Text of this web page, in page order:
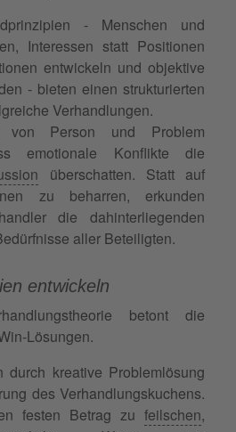
- Menschen und
Interessen statt Positionen
entwickeln und objektive
- bieten einen strukturierten
Verhandlungen.
von Person und Problem
emotionale Konflikte die
überschatten. Statt auf
zu beharren, erkunden
die dahinterliegenden
aller Beteiligten.
entwickeln
betont die
Lösungen.
durch kreative Problemlösung
des Verhandlungskuchens.
festen Betrag zu feilschen,